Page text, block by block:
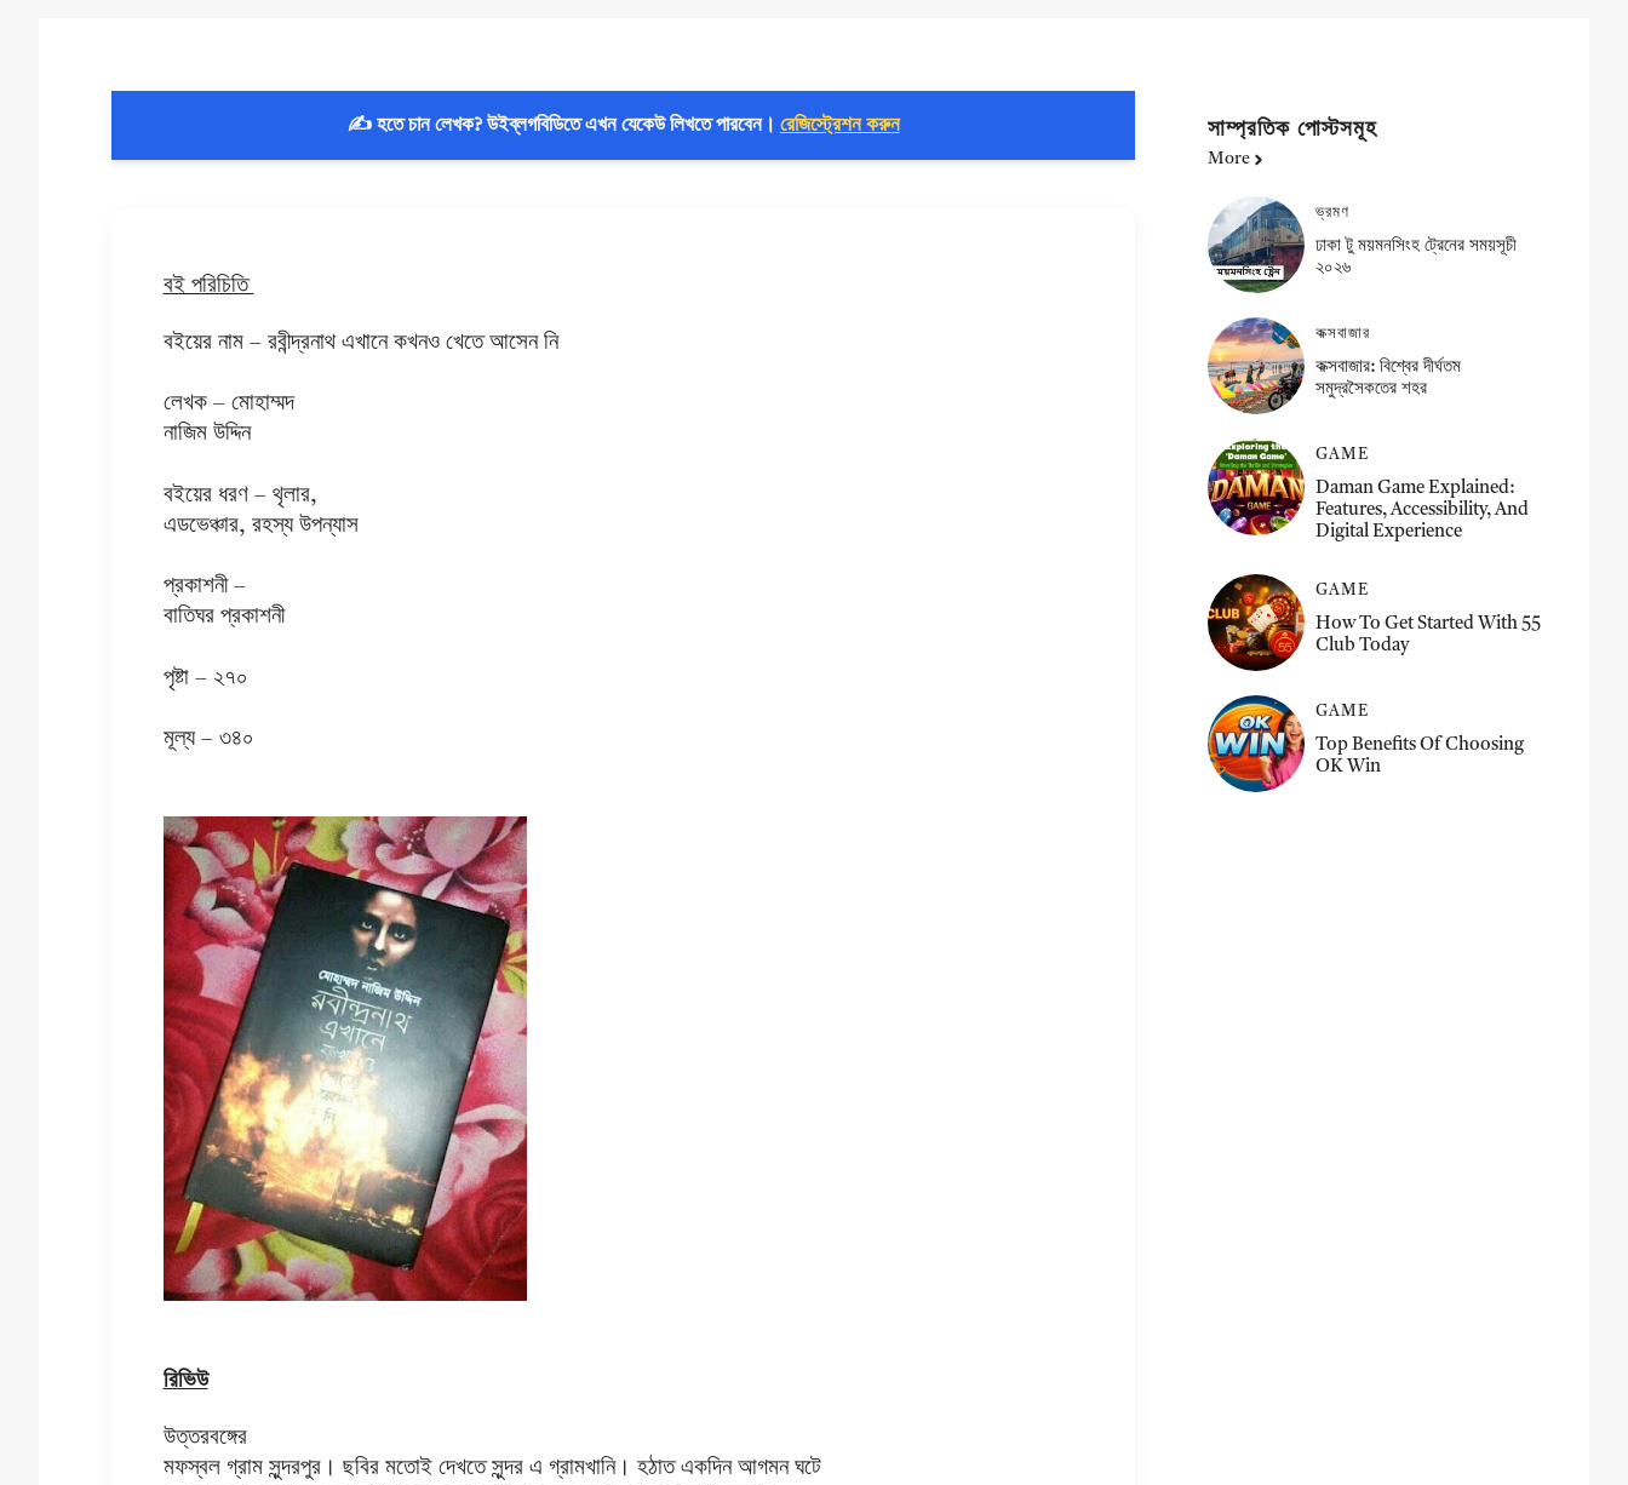
✍️ হতে চান লেখক? উইব্লগবিডিতে এখন যেকেউ লিখতে পারবেন। রেজিস্ট্রেশন করুন
বই পরিচিতি
বইয়ের নাম – রবীন্দ্রনাথ এখানে কখনও খেতে আসেন নি
লেখক – মোহাম্মদ
নাজিম উদ্দিন
বইয়ের ধরণ – থৃলার,
এডভেঞ্চার, রহস্য উপন্যাস
প্রকাশনী –
বাতিঘর প্রকাশনী
পৃষ্টা – ২৭০
মূল্য – ৩৪০
রিভিউ
উত্তরবঙ্গের
মফস্বল গ্রাম সুন্দরপুর। ছবির মতোই দেখতে সুন্দর এ গ্রামখানি। হঠাত একদিন আগমন ঘটে
সাম্প্রতিক পোস্টসমূহ
More
ভ্রমণ
ঢাকা টু ময়মনসিংহ ট্রেনের সময়সূচী
২০২৬
কক্সবাজার
কক্সবাজার: বিশ্বের দীর্ঘতম
সমুদ্রসৈকতের শহর
GAME
Daman Game Explained:
Features, Accessibility, And
Digital Experience
GAME
How To Get Started With 55
Club Today
GAME
Top Benefits Of Choosing
OK Win